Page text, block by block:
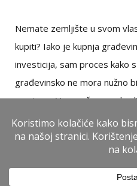
Nemate zemljište u svom
kupiti? Iako je kupnja
investicija, sam proces kako
građevinsko ne mora nužno
sve to za Vas možemo
građevinskog zemljišta
odnosno provjerite da li…
Read More